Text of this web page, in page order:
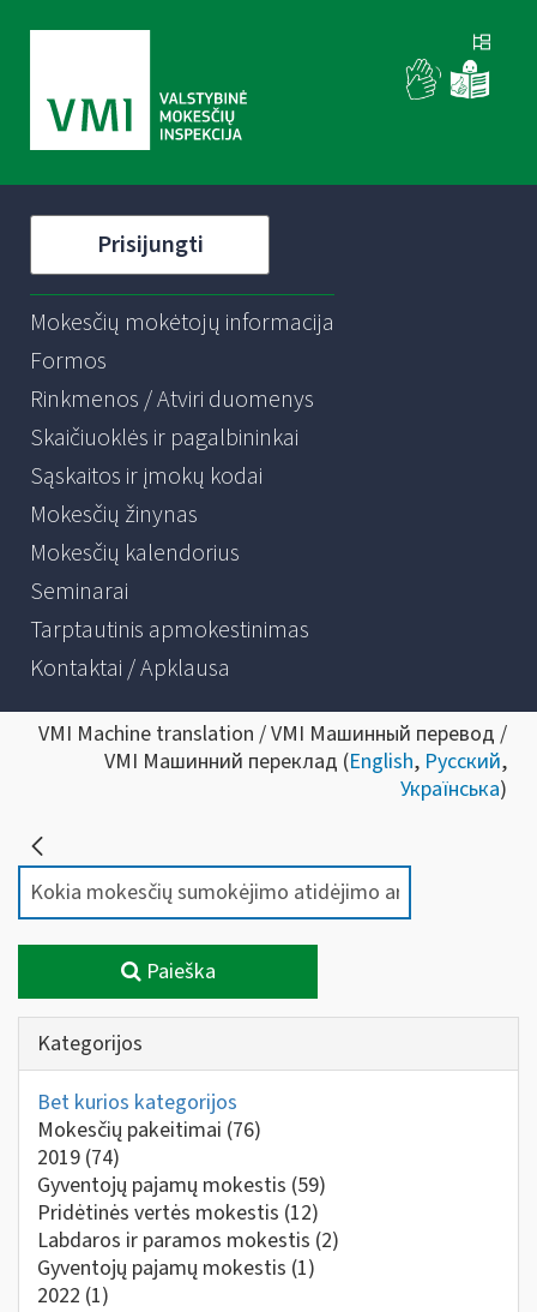
Prisijungti
Mokesčių mokėtojų informacija
Formos
Rinkmenos / Atviri duomenys
Skaičiuoklės ir pagalbininkai
Sąskaitos ir įmokų kodai
Mokesčių žinynas
Mokesčių kalendorius
Seminarai
Tarptautinis apmokestinimas
Kontaktai / Apklausa
VMI Machine translation / VMI Машинный перевод /
VMI Машинний переклад (English, Русский,
Українська)
Paieška
Kategorijos
Bet kurios kategorijos
Mokesčių pakeitimai (76)
2019 (74)
Gyventojų pajamų mokestis (59)
Pridėtinės vertės mokestis (12)
Labdaros ir paramos mokestis (2)
Gyventojų pajamų mokestis (1)
2022 (1)